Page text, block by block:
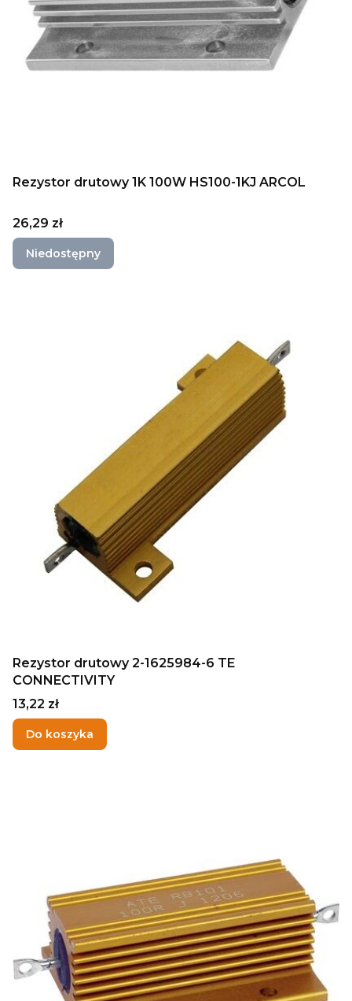
Rezystor drutowy 1K 100W HS100-1KJ ARCOL
Cena
26,29 zł
Niedostępny
Rezystor drutowy 2-1625984-6 TE
CONNECTIVITY
Cena
13,22 zł
Do koszyka